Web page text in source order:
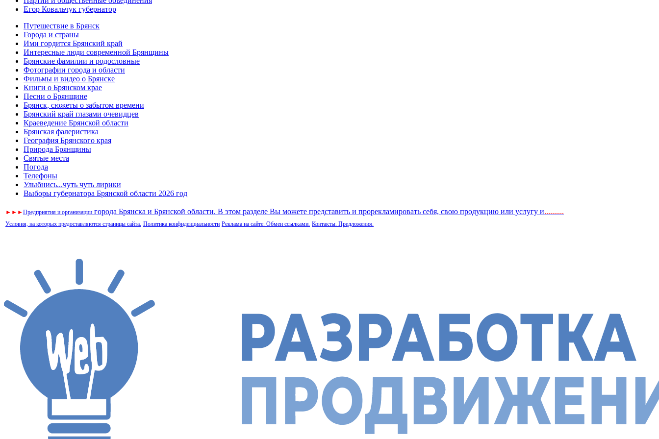
Егор Ковальчук губернатор
Путешествие в Брянск
Города и страны
Ими гордится Брянский край
Интересные люди современной Брянщины
Брянские фамилии и родословные
Фотографии города и области
Фильмы и видео о Брянске
Книги о Брянском крае
Песни о Брянщине
Брянск, сюжеты о забытом времени
Брянский край глазами очевидцев
Краеведение Брянской области
Брянская фалеристика
География Брянского края
Природа Брянщины
Святые места
Погода
Телефоны
Улыбнись...чуть чуть лирики
Выборы губернатора Брянской области 2026 год
► ► ►Предприятия и организации города Брянска и Брянской области. В этом разделе Вы можете представить и прорекламировать себя, свою продукцию или услугу и..........
Условия, на которых предоставляются страницы сайта. Политика конфиденциальности Реклама на сайте. Обмен ссылками. Контакты. Предложения.